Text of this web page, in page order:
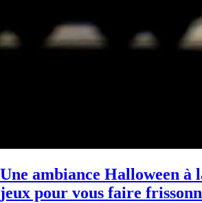
Une ambiance Halloween à
jeux pour vous faire